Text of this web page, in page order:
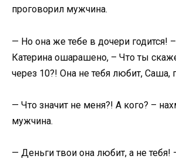
проговорил мужчина.
— Но она же тебе в дочери годится!
Катерина ошарашено, – Что ты
через 10?! Она не тебя любит, Саша,
— Что значит не меня?! А кого? –
мужчина.
— Деньги твои она любит, а не тебя!